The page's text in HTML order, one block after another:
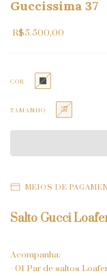
Guccissima 37
R$5.500,00
COR
TAMANHO 37
MEIOS DE
Salto Gucci
Acompanha:
- 01 Par de saltos